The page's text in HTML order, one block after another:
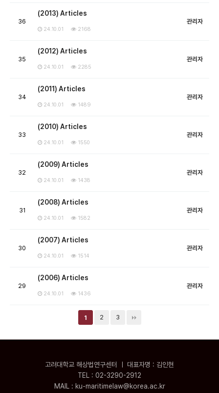
36
(2013) Articles
24.10.01 2168
관리자
35
(2012) Articles
24.10.01 2285
관리자
34
(2011) Articles
24.10.01 1489
관리자
33
(2010) Articles
24.10.01 1550
관리자
32
(2009) Articles
24.10.01 1438
관리자
31
(2008) Articles
24.10.01 1582
관리자
30
(2007) Articles
24.10.01 1514
관리자
29
(2006) Articles
24.10.01 1436
관리자
1 2 3
고려대학교 해상법연구센터 ㅣ 대표자명 : 김인현
TEL : 02-3290-2912
MAIL : ku-maritimelaw@korea.ac.kr